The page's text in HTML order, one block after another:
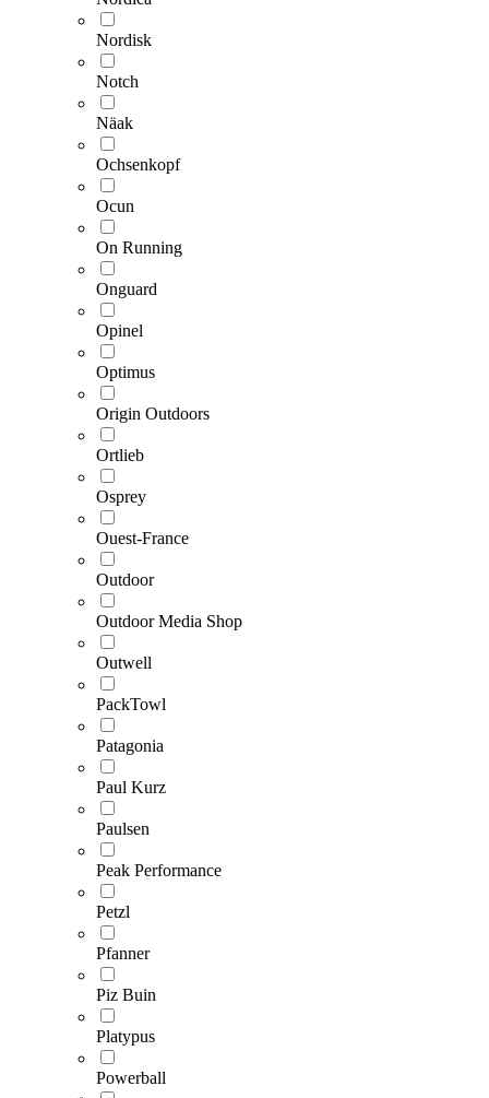
Nordisk
Notch
Näak
Ochsenkopf
Ocun
On Running
Onguard
Opinel
Optimus
Origin Outdoors
Ortlieb
Osprey
Ouest-France
Outdoor
Outdoor Media Shop
Outwell
PackTowl
Patagonia
Paul Kurz
Paulsen
Peak Performance
Petzl
Pfanner
Piz Buin
Platypus
Powerball